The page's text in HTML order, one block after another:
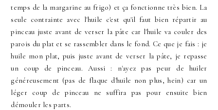
temps de la margarine au frigo) et ça fonctionne très bien. La
seule contrainte avec l'huile c'est qu'il faut bien répartir au
pinceau juste avant de verser la pâte car l'huile va couler des
parois du plat et se rassembler dans le fond. Ce que je fais : je
huile mon plat, puis juste avant de verser la pâte, je repasse
un coup de pinceau. Aussi : n'ayez pas peur de huiler
généreusement (pas de flaque d'huile non plus, hein) car un
léger coup de pinceau ne suffira pas pour ensuite bien
démouler les parts.